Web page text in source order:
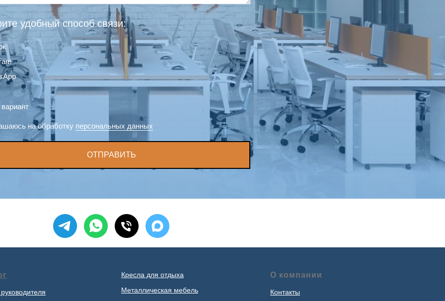
удобный способ связи:
на обработку персональных данных
ОТПРАВИТЬ
Кресла для отдыха
Металлическая мебель
О компании
Контакты